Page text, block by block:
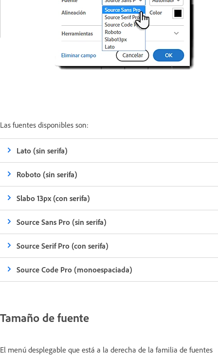
Las fuentes disponibles son:
Lato (sin serifa)
Roboto (sin serifa)
Slabo 13px (con serifa)
Source Sans Pro (sin serifa)
Source Serif Pro (con serifa)
Source Code Pro (monoespaciada)
Tamaño de fuente
El menú desplegable que está a la derecha de la familia de fuentes